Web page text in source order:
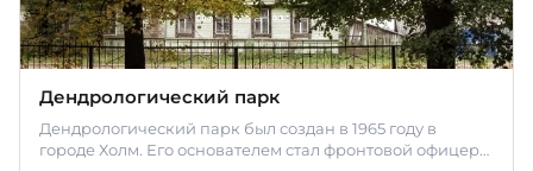
Дендрологический парк
Дендрологический парк был создан в 1965 году в
городе Холм. Его основателем стал фронтовой офицер